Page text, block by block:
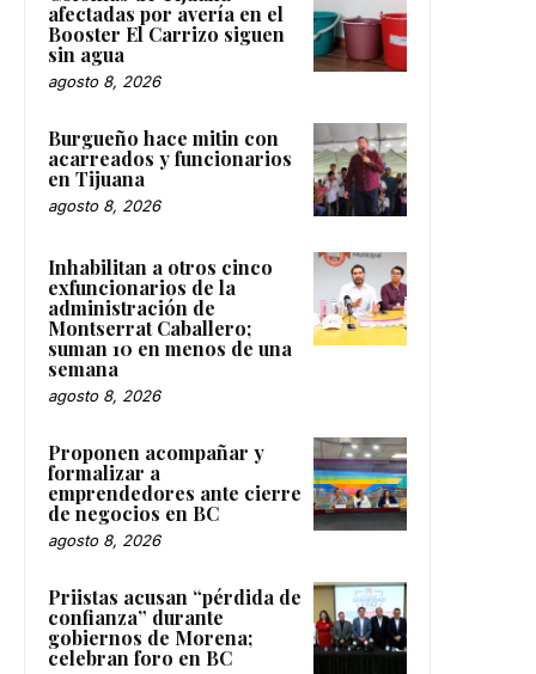
afectadas por avería en el
Booster El Carrizo siguen
sin agua
agosto 8, 2026
Burgueño hace mitin con
acarreados y funcionarios
en Tijuana
agosto 8, 2026
Inhabilitan a otros cinco
exfuncionarios de la
administración de
Montserrat Caballero;
suman 10 en menos de una
semana
agosto 8, 2026
Proponen acompañar y
formalizar a
emprendedores ante cierre
de negocios en BC
agosto 8, 2026
Priistas acusan “pérdida de
confianza” durante
gobiernos de Morena;
celebran foro en BC